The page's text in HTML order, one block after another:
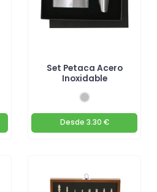
Set Petaca Acero
Inoxidable
Desde 3.30 €